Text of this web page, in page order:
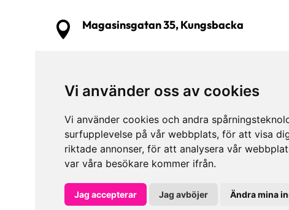
Vi använder oss av cookies
Vi använder cookies och andra
surfupplevelse på vår webbplats, för att visa
riktade annonser, för att analysera vår
var våra besökare kommer ifrån.
Jag accepterar Jag avböjer Ändra mina
 Magasinsgatan 35, Kungsbacka
Cookieinställning